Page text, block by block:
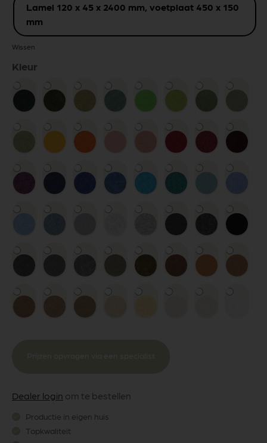
Lamel 120 x 45 x 2400 mm, voetplaat 450 x 150
mm
Wissen
Kleur
Dealer login om te bestellen
Productie in eigen huis
Topkwaliteit